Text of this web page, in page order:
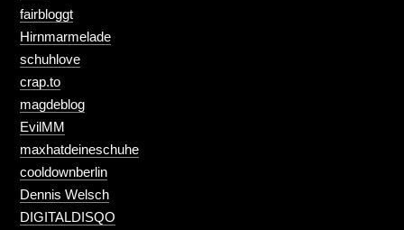
fairbloggt
Hirnmarmelade
schuhlove
crap.to
magdeblog
EvilMM
maxhatdeineschuhe
cooldownberlin
Dennis Welsch
DIGITALDISQO